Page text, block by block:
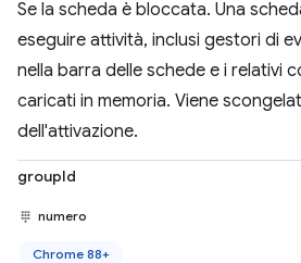
Se la scheda è bloccata. Una
eseguire attività, inclusi gestori di
nella barra delle schede e i relativi
caricati in memoria. Viene
dell'attivazione.
groupId
numero
Chrome 88+